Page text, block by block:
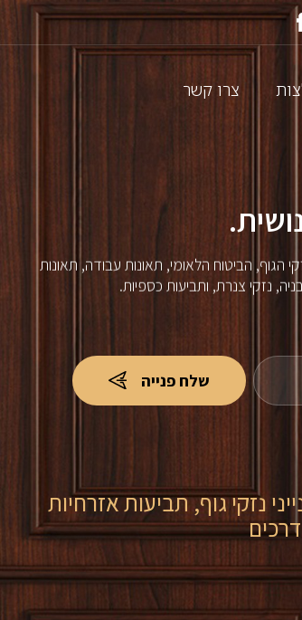
צרו קשר
הגוף, הביטוח הלאומי, תאונות עבודה, תאונות
בניה, נזקי צנרת, ותביעות כספיות.
שלח
פנייהשלח פנייה
נזקי גוף, תביעות אזרחיות